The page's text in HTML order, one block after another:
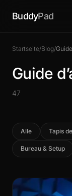
BuddyPad
Startseite/Blog/
Guide
47
Alle Tapis
Bureau & Setup